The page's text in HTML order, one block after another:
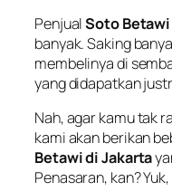
PenjualSoto
banyak. Saking
membelinya di
yang didapatkan
Nah, agar kamu tak
kami akan berikan
Betawi di Jakarta
Penasaran, kan?